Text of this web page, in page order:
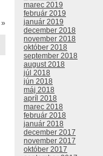
»
marec 2019
február 2019
január 2019
december 2018
november 2018
október 2018
september 2018
august 2018
júl 2018
jún 2018
máj 2018
apríl 2018
marec 2018
február 2018
január 2018
december 2017
november 2017
október 2017